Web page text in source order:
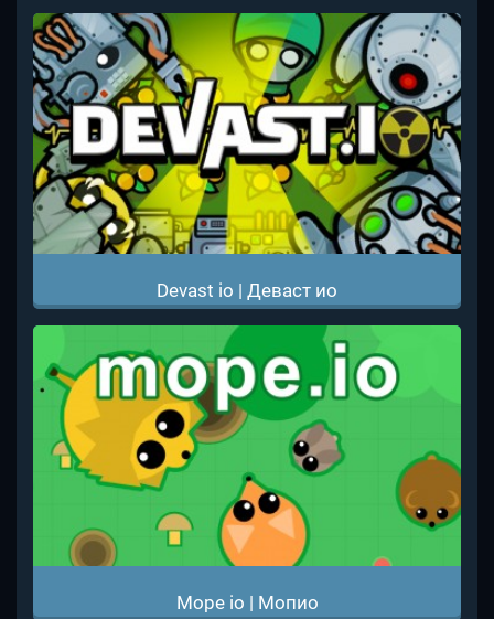
Devast io | Деваст ио
Mope io | Мопио